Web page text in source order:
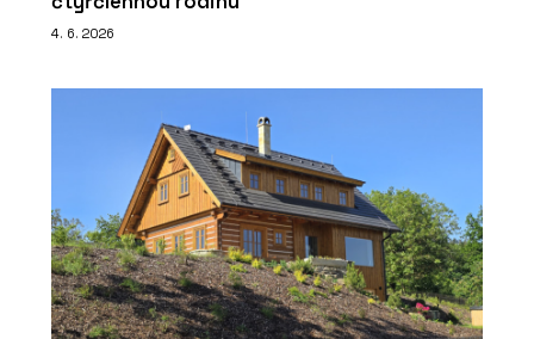
4. 6. 2026